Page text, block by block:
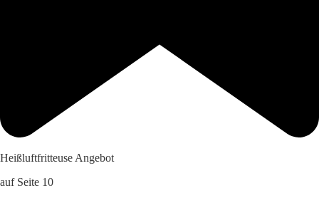
Heißluftfritteuse Angebot
auf Seite 10